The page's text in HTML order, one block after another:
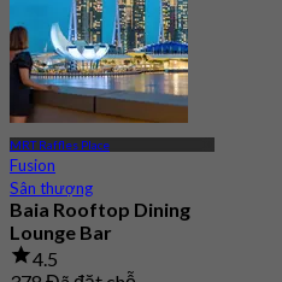
MRT Raffles Place
Fusion
Sân thượng
Baia Rooftop Dining
Lounge Bar
4.5